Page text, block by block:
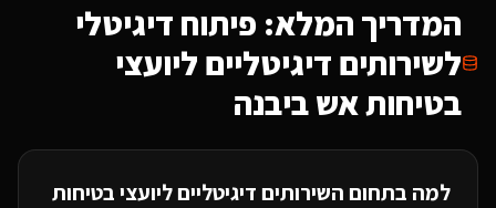
המדריך המלא: פיתוח דיגיטלי
לשירותים דיגיטליים ליועצי
בטיחות אשביבנה
למה בתחום השירותים דיגיטליים ליועצי בטיחות